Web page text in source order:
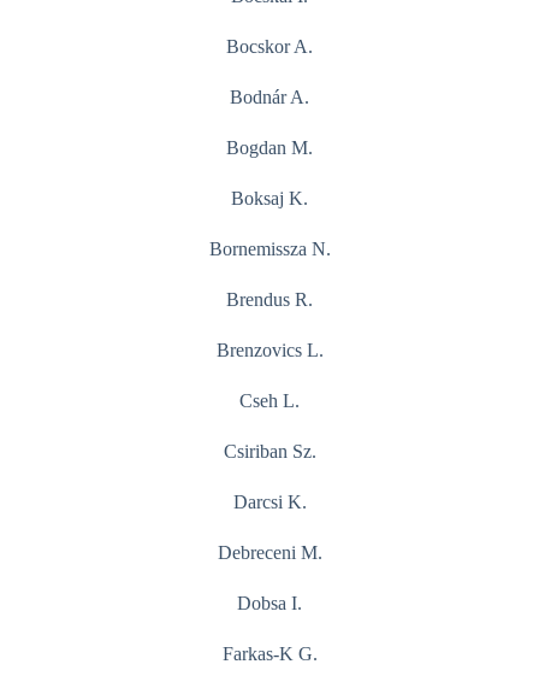
Bocskor A.
Bodnár A.
Bogdan M.
Boksaj K.
Bornemissza N.
Brendus R.
Brenzovics L.
Cseh L.
Csiriban Sz.
Darcsi K.
Debreceni M.
Dobsa I.
Farkas-K G.